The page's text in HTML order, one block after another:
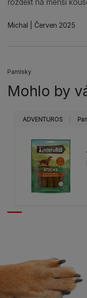
rozdělit na menší
Michal Červen 2025
Pamlsky
Mohlo by
ADVENTUROS